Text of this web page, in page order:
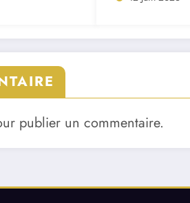
publier un commentaire.